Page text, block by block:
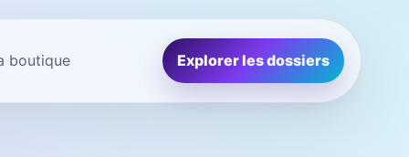
boutique Explorer les dossiers